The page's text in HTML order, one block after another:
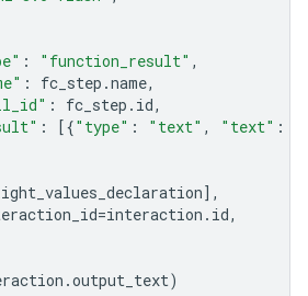
: "function_result" ,
: fc_step .name,
: fc_step . id,
: [{"type" : "text" , "text" :
ion],
=interaction . id,
.output_text)